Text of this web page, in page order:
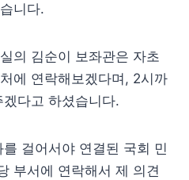
니다.
의 김순이 보좌관은 자초
에 연락해보겠다며, 2시까
다고 하셨습니다.
걸어서야 연결된 국회 민
부서에 연락해서 제 의견